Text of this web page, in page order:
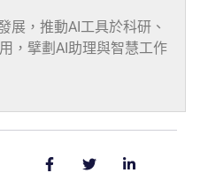
展，推動AI工具於科研、
，擘劃AI助理與智慧工作